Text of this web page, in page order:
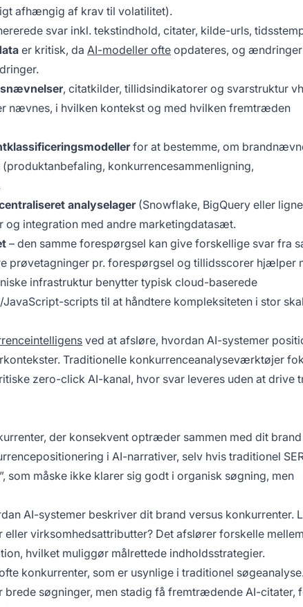
afhængig af krav til volatilitet).
svar inkl. tekstindhold, citater, kilde-urls,
er kritisk, da AI-modeller ofte opdateres, og
, citatkilder, tillidsindikatorer og svarstruktur
nævnes, i hvilken kontekst og med hvilken fremtræden
for at bestemme, om
konkurrencesammenligning,
analyselager(Snowflake, BigQuery eller
og integration med andre marketingdatasæt.
– den samme forespørgsel kan give forskellige svar fra
prøvetagninger pr. forespørgsel og tillidsscorer hjælper
infrastruktur benytter typisk cloud-baserede
scripts til at håndtere kompleksiteten i stor
ved at afsløre, hvordan AI-systemer
Traditionelle konkurrenceanalyseværktøjer
zero-click AI-kanal, hvor svar leveres uden at drive
der konsekvent optræder sammen med dit
i AI-narrativer, selv hvis traditionel
som måske ikke klarer sig godt i organisk søgning, men
AI-systemer beskriver dit brand versus konkurrenter.
virksomhedsattributter? Det afslører forskelle
hvilket muliggør målrettede indholdsstrategier.
konkurrenter, som er usynlige i traditionel
søgninger, men stadig få fremtrædende AI-citater,